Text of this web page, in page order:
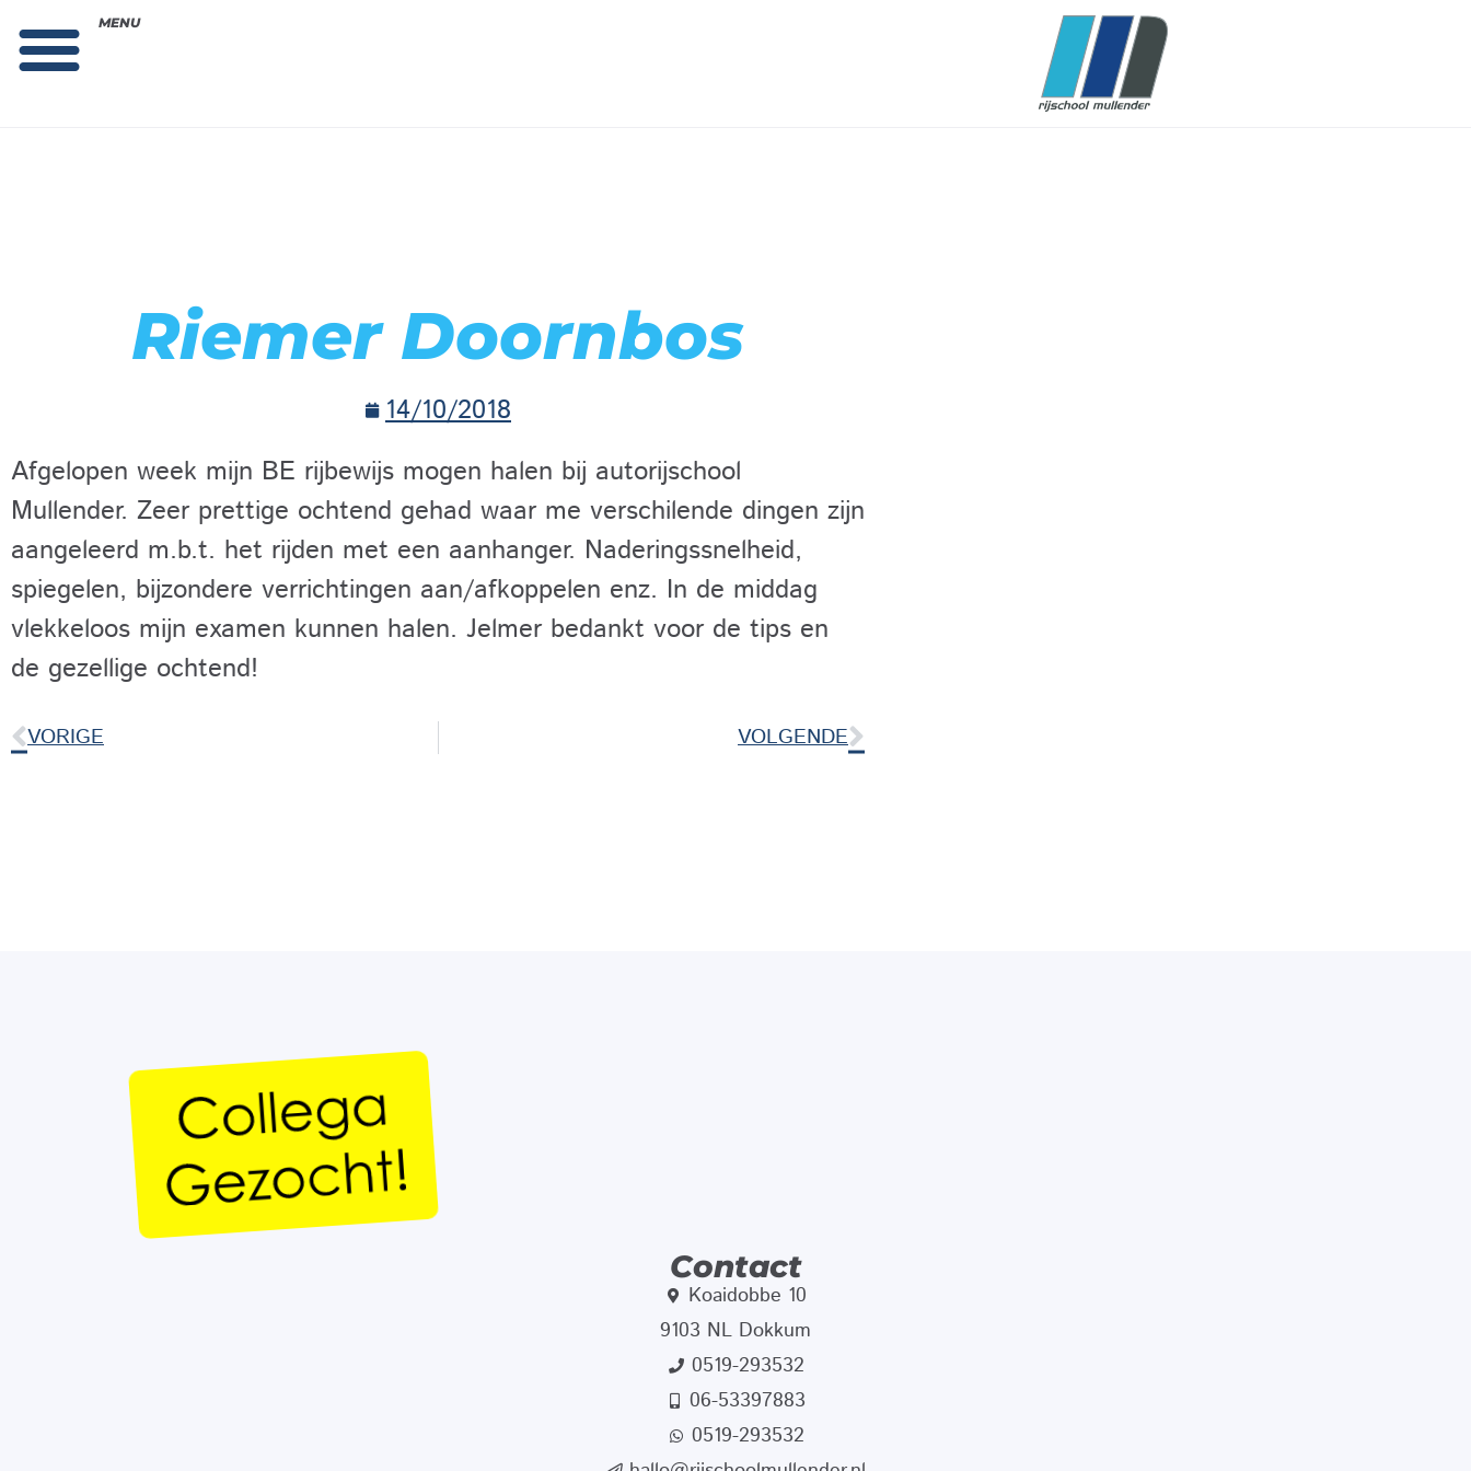
MENU
Riemer Doornbos
14/10/2018
Afgelopen week mijn BE rijbewijs mogen halen bij autorijschool
Mullender. Zeer prettige ochtend gehad waar me verschilende dingen zijn
aangeleerd m.b.t. het rijden met een aanhanger. Naderingssnelheid,
spiegelen, bijzondere verrichtingen aan/afkoppelen enz. In de middag
vlekkeloos mijn examen kunnen halen. Jelmer bedankt voor de tips en
de gezellige ochtend!
VORIGE VOLGENDE
Contact
Koaidobbe 10
9103 NL Dokkum
0519-293532
06-53397883
0519-293532